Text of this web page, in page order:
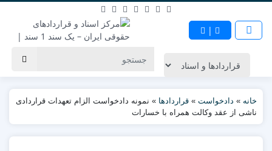
|
خانه » دادخواست » قراردادها » نمونه دادخواست الزام تعهدات قراردادی
ناشی از عقد وکالت همراه با خسارات